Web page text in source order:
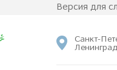
Версия для
Санкт-